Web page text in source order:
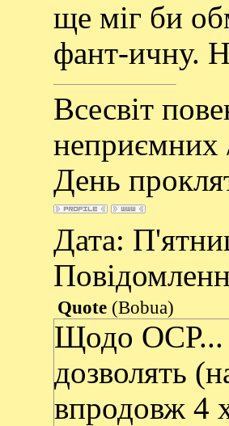
ще міг би
фант-ичну.
Всесвіт
неприємних
День
Дата:
Quote (Bobua)
Щодо ОСР...
дозволять
впродовж 4